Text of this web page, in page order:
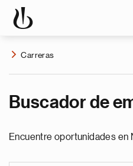
Carreras
Buscador de
Encuentre oportunidades en